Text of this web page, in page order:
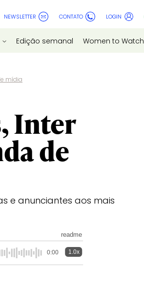
NEWSLETTER CONTATO LOGIN
Edição semanal Women to Watch
mídia
Inter
de
e anunciantes aos mais
readme
0:00 1.0x